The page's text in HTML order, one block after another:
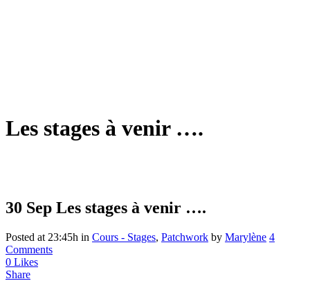
Les stages à venir ….
30 Sep Les stages à venir ….
Posted at 23:45h in Cours - Stages, Patchwork by Marylène 4
Comments
0 Likes
Share